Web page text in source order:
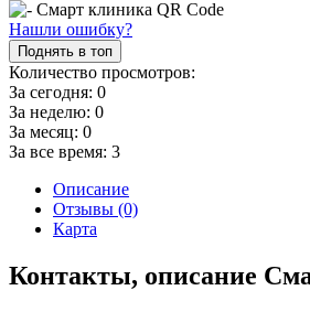
Нашли ошибку?
Поднять в топ
Количество просмотров:
За сегодня: 0
За неделю: 0
За месяц: 0
За все время: 3
Описание
Отзывы (0)
Карта
Контакты, описание